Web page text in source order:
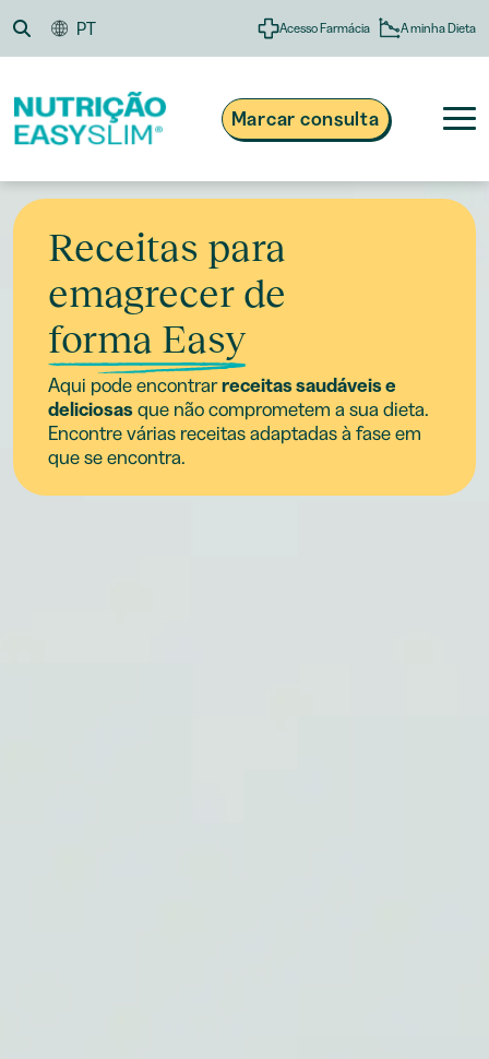
to
content
PT Acesso Farmácia A minha Dieta
Marcar consulta
Nutrição Easyslim
Obesidade e Excesso de Peso
Suplementos e Alimentação
Blogue
808 200 134Custo de chamada local
Dias úteis das 09h às 13h e das 14h às 18h
Receitas para
emagrecer de
forma Easy
Aqui pode encontrarreceitas saudáveis e
deliciosasque não comprometem a sua dieta.
Encontre várias receitas adaptadas à fase em
que se encontra.